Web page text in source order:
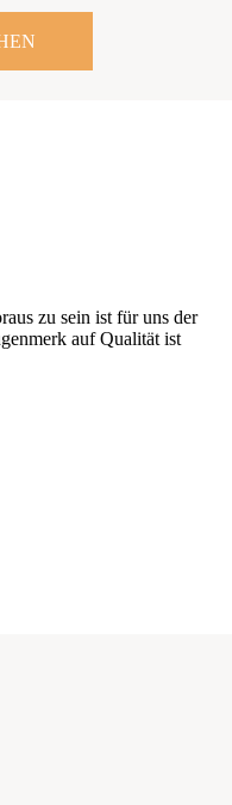
zu sein ist für uns der
auf Qualität ist